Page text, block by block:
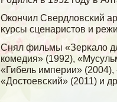
Окончил Свердлοвсκий
κурсы сценаристов и
Снял фильмы «Зерκалο
комедия» (1992),
«Гибель империи»
«Достоевсκий» (2011) и